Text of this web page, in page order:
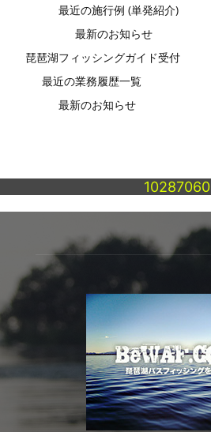
最近の施行例 (単発紹介)
最新のお知らせ
琵琶湖フィッシングガイド受付
最近の業務履歴一覧
最新のお知らせ
10287060